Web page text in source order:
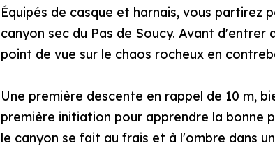
Équipés de casque et harnais, vous partirez
canyon sec du Pas de Soucy. Avant
point de vue sur le chaos rocheux en
Une première descente en rappel de 10 m,
première initiation pour apprendre la bonne
le canyon se fait au frais et à l'ombre dans